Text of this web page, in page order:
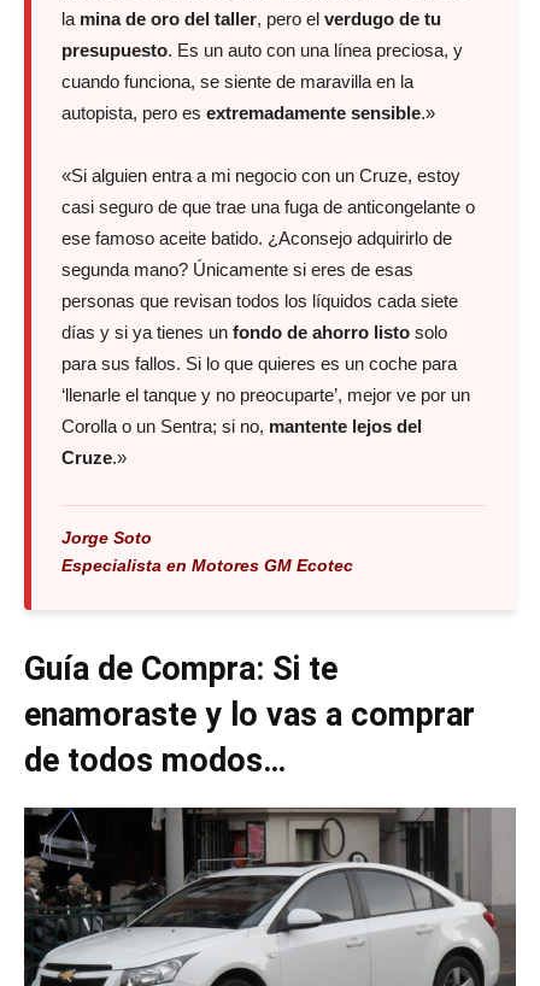
la mina de oro del taller, pero el verdugo de tu
presupuesto. Es un auto con una línea preciosa, y
cuando funciona, se siente de maravilla en la
autopista, pero es extremadamente sensible.»
«Si alguien entra a mi negocio con un Cruze, estoy
casi seguro de que trae una fuga de anticongelante o
ese famoso aceite batido. ¿Aconsejo adquirirlo de
segunda mano? Únicamente si eres de esas
personas que revisan todos los líquidos cada siete
días y si ya tienes un fondo de ahorro listo solo
para sus fallos. Si lo que quieres es un coche para
‘llenarle el tanque y no preocuparte’, mejor ve por un
Corolla o un Sentra; si no, mantente lejos del
Cruze.»
Jorge Soto
Especialista en Motores GM Ecotec
Guía de Compra: Si te
enamoraste y lo vas a comprar
de todos modos…